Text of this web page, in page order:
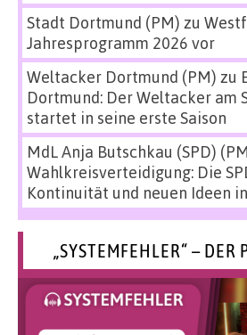
Stadt Dortmund (PM) zu
Jahresprogramm 2026 vor
Weltacker Dortmund (PM) zu
Dortmund: Der Weltacker am
startet in seine erste Saison
MdL Anja Butschkau (SPD)
Wahlkreisverteidigung: Die
Kontinuität und neuen Ideen
„SYSTEMFEHLER“ – DER